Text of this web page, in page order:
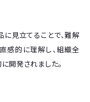
に見立てることで、難解
感的に理解し、組織全
開発されました。